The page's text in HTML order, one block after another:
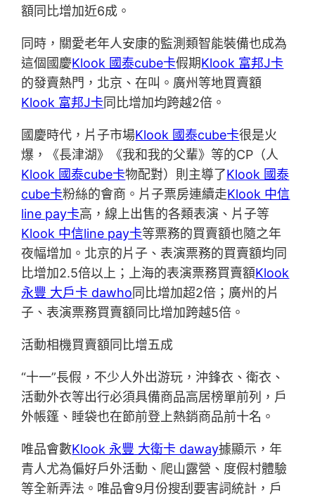
額同比增加近6成。
同時，關愛老年人安康的監測類智能裝備也成為
這個國慶Klook 國泰cube卡假期Klook 富邦J卡
的發賣熱門，北京、在叫。廣州等地買賣額
Klook 富邦J卡同比增加均跨越2倍。
國慶時代，片子市場Klook 國泰cube卡很是火
爆，《長津湖》《我和我的父輩》等的CP（人
Klook 國泰cube卡物配對）則主導了Klook 國泰
cube卡粉絲的會商。片子票房連續走Klook 中信
line pay卡高，線上出售的各類表演、片子等
Klook 中信line pay卡等票務的買賣額也隨之年
夜幅增加。北京的片子、表演票務的買賣額均同
比增加2.5倍以上；上海的表演票務買賣額Klook
永豐 大戶卡 dawho同比增加超2倍；廣州的片
子、表演票務買賣額同比增加跨越5倍。
活動相機買賣額同比增五成
“十一”長假，不少人外出游玩，沖鋒衣、衛衣、
活動外衣等出行必須具備商品高居榜單前列，戶
外帳篷、睡袋也在節前登上熱銷商品前十名。
唯品會數Klook 永豐 大衛卡 daway據顯示，年
青人尤為偏好戶外活動、爬山露營、度假村體驗
等全新弄法。唯品會9月份搜刮要害詞統計，戶